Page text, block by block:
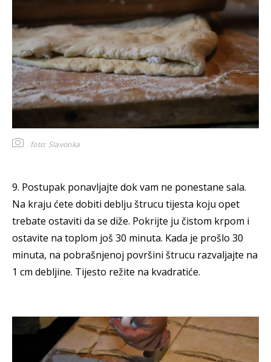
foto: Slavonka
9. Postupak ponavljajte dok vam ne ponestane sala.
Na kraju ćete dobiti deblju štrucu tijesta koju opet
trebate ostaviti da se diže. Pokrijte ju čistom krpom i
ostavite na toplom još 30 minuta. Kada je prošlo 30
minuta, na pobrašnjenoj površini štrucu razvaljajte na
1 cm debljine. Tijesto režite na kvadratiće.